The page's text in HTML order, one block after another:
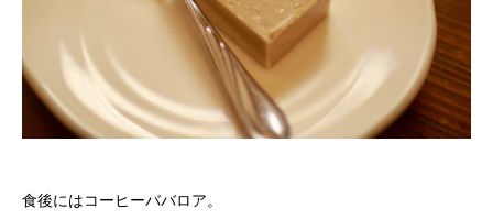
食後にはコーヒーババロア。